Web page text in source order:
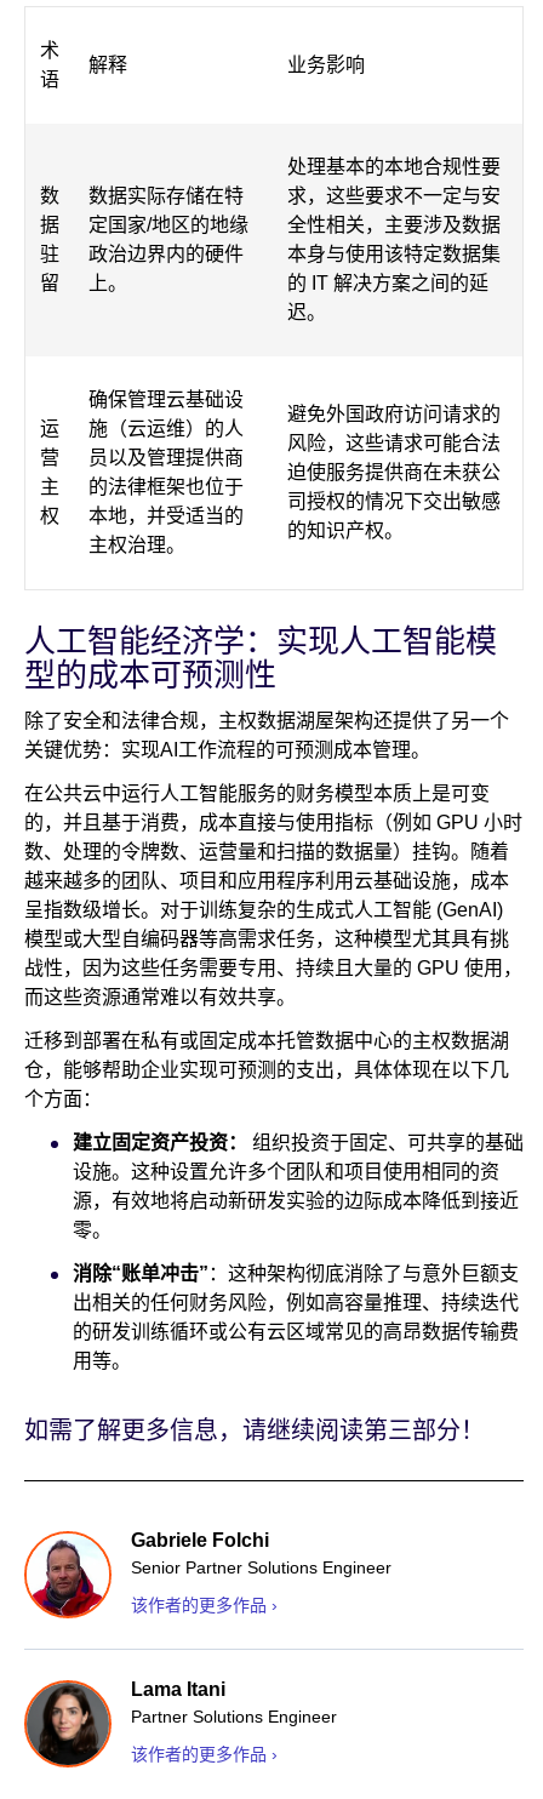
术
语
解释 业务影响
数
据
驻
留
数据实际存储在特
定国家/地区的地缘
政治边界内的硬件
上。
处理基本的本地合规性要
求，这些要求不一定与安
全性相关，主要涉及数据
本身与使用该特定数据集
的 IT 解决方案之间的延
迟。
运
营
主
权
确保管理云基础设
施（云运维）的人
员以及管理提供商
的法律框架也位于
本地，并受适当的
主权治理。
避免外国政府访问请求的
风险，这些请求可能合法
迫使服务提供商在未获公
司授权的情况下交出敏感
的知识产权。
人工智能经济学：实现人工智能模
型的成本可预测性
除了安全和法律合规，主权数据湖屋架构还提供了另一个
关键优势：实现AI工作流程的可预测成本管理。
在公共云中运行人工智能服务的财务模型本质上是可变
的，并且基于消费，成本直接与使用指标（例如 GPU 小时
数、处理的令牌数、运营量和扫描的数据量）挂钩。随着
越来越多的团队、项目和应用程序利用云基础设施，成本
呈指数级增长。对于训练复杂的生成式人工智能 (GenAI)
模型或大型自编码器等高需求任务，这种模型尤其具有挑
战性，因为这些任务需要专用、持续且大量的 GPU 使用，
而这些资源通常难以有效共享。
迁移到部署在私有或固定成本托管数据中心的主权数据湖
仓，能够帮助企业实现可预测的支出，具体体现在以下几
个方面：
建立固定资产投资：
组织投资于固定、可共享的基础
设施。这种设置允许多个团队和项目使用相同的资
源，有效地将启动新研发实验的边际成本降低到接近
零。
消除“账单冲击” ：这种架构彻底消除了与意外巨额支
出相关的任何财务风险，例如高容量推理、持续迭代
的研发训练循环或公有云区域常见的高昂数据传输费
用等。
如需了解更多信息，请继续阅读第三部分！
Gabriele Folchi
Senior Partner Solutions Engineer
该作者的更多作品 ›
Lama Itani
Partner Solutions Engineer
该作者的更多作品 ›